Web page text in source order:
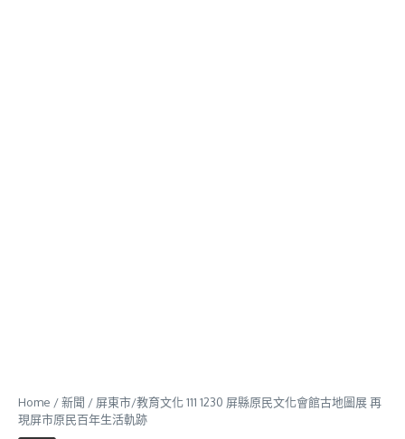
Home /新聞 / 屏東市/教育文化 111 1230 屏縣原民文化會館古地圖展 再
現屏市原民百年生活軌跡